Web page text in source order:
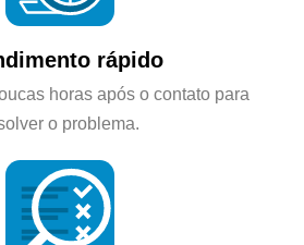
rápido
horas após o contato para
o problema.